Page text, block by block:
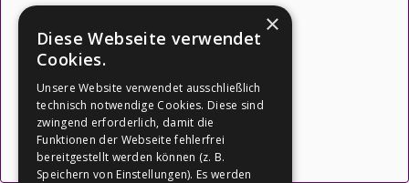
Categories
Uncategorized
×
Diese Webseite verwendet
Cookies.
Unsere Website verwendet ausschließlich
technisch notwendige Cookies. Diese sind
zwingend erforderlich, damit die
Funktionen der Webseite fehlerfrei
bereitgestellt werden können (z. B.
Speichern von Einstellungen). Es werden